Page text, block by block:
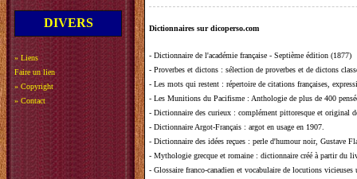
DIVERS
» Liens
Faire un lien
» Copyright
» Contact
Dictionnaires sur dicoperso.com
- Dictionnaire de l'académie française - Septième édition (1877)
- Proverbes et dictons : sélection de proverbes et de dictons
- Les mots qui restent : répertoire de citations françaises,
- Les Munitions du Pacifisme : Anthologie de plus de 400
- Dictionnaire des curieux : complément pittoresque et original
- Dictionnaire Argot-Français : argot en usage en 1907.
- Dictionnaire des idées reçues : perle d'humour noir, Gustave
- Mythologie grecque et romaine : dictionnaire créé à partir du
- Glossaire franco-canadien et vocabulaire de locutions vicieuses